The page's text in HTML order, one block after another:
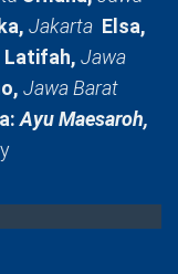
Jakarta Elsa,
Latifah, Jawa
Jawa Barat
Ayu Maesaroh,